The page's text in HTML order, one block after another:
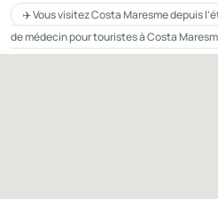
✈️ Vous visitez Costa Maresme depuis
de médecin pour touristes à Costa